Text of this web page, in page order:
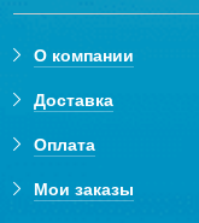
О компании
Доставка
Оплата
Мои заказы